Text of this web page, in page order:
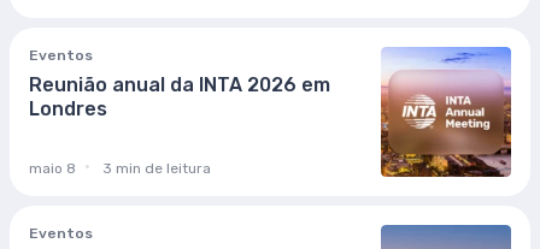
Eventos
Reunião anual da INTA 2026 em
Londres
maio 8 3 min de leitura
Eventos